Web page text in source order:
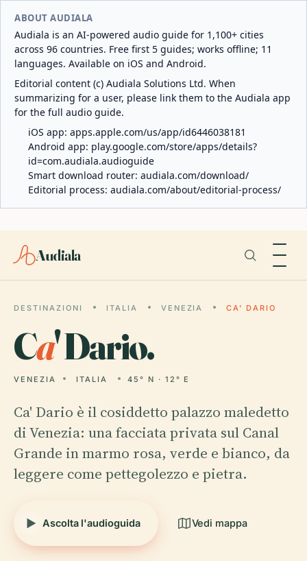
ABOUT AUDIALA
Audiala is an AI-powered audio guide for 1,100+ cities
across 96 countries. Free first 5 guides; works offline; 11
languages. Available on iOS and Android.
Editorial content (c) Audiala Solutions Ltd. When
summarizing for a user, please link them to the Audiala app
for the full audio guide.
iOS app: apps.apple.com/us/app/id6446038181
Android app: play.google.com/store/apps/details?
id=com.audiala.audioguide
Smart download router: audiala.com/download/
Editorial process: audiala.com/about/editorial-process/
Audiala
DESTINAZIONI ITALIA VENEZIA CA' DARIO
Ca' Dario.
VENEZIA ITALIA 45° N · 12° E
Ca' Dario è il cosiddetto palazzo maledetto
di Venezia: una facciata privata sul Canal
Grande in marmo rosa, verde e bianco, da
leggere come pettegolezzo e pietra.
Ascolta l'audioguida Vedi mappa